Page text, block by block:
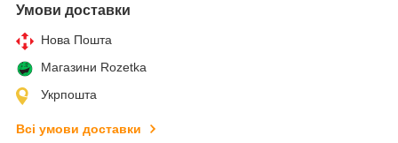
Умови доставки
Нова Пошта
Магазини Rozetka
Укрпошта
Всі умови доставки